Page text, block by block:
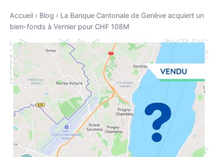
Accueil › Blog › La Banque Cantonale de Genève acquiert un
bien-fonds à Vernier pour CHF 108M